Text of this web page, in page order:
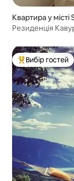
Квартира у
Резиденція
Топ вибір гостей
Вибір гостей